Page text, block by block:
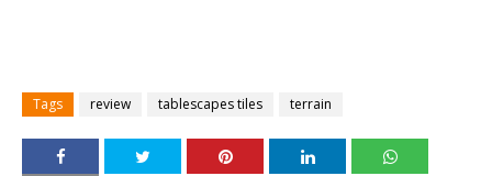
Tags review tablescapes tiles terrain